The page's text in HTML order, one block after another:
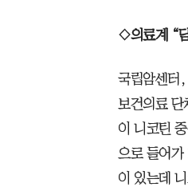
◇의료계 “
국립암센터
보건의료 단
이 니코틴
으로 들어
이 있는데